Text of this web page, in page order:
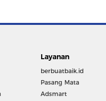
Layanan
berbuatbaik.id
Pasang Mata
Adsmart